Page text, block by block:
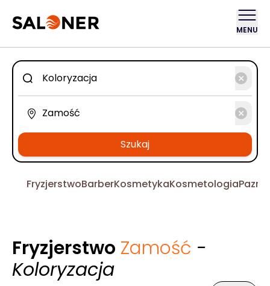
MENU
Szukaj
FryzjerstwoBarberKosmetykaKosmetologia
Fryzjerstwo Zamość -
Koloryzacja